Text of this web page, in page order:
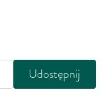
Udostępnij